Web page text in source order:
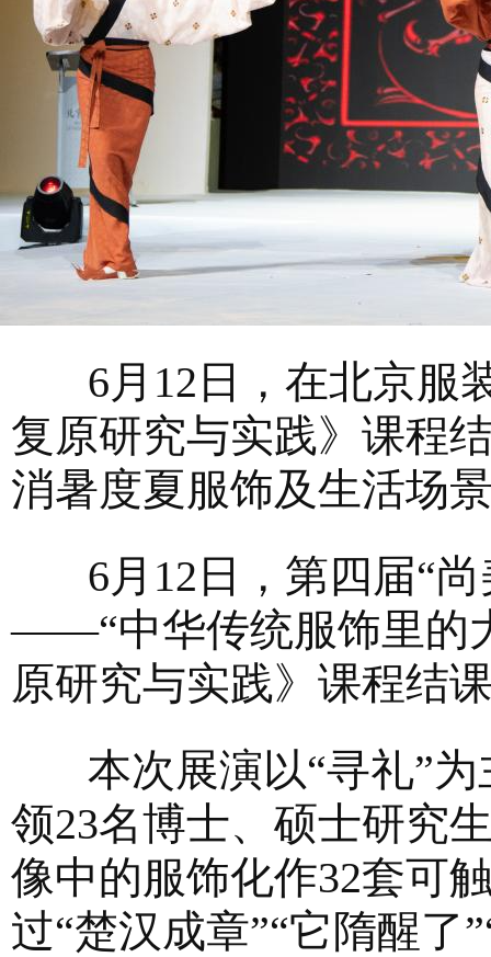
6月12日，在北京服
复原研究与实践》课程
消暑度夏服饰及生活场
6月12日，第四届“尚
——“中华传统服饰里的
原研究与实践》课程结
本次展演以“寻礼”为
领23名博士、硕士研究
像中的服饰化作32套可
过“楚汉成章”“它隋醒了